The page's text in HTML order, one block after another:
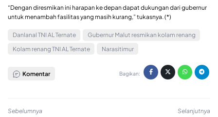
“Dengan diresmikan ini harapan ke depan dapat dukungan dari gubernur
untuk menambah fasilitas yang masih kurang,” tukasnya. (*)
Danlanal TNI AL Ternate
Gubernur Malut resmikan kolam renang
Kolam renang TNI AL Ternate
Narasitimur
Komentar Bagikan:
Sebelumnya
Selanjutnya